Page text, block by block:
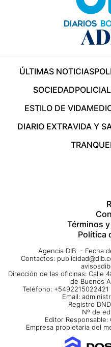
ÚLTIMAS NOTICIAS
SOCIEDAD
ESTILO DE VIDA
DIARIO EXTRAVIDA Y
Términos
Política
Agencia DIB - Fecha
Contactos:
Dirección de las oficinas: Calle
de Buenos
Teléfono:
Email:
Registro
Nº de
Editor Responsable:
Empresa propietaria del